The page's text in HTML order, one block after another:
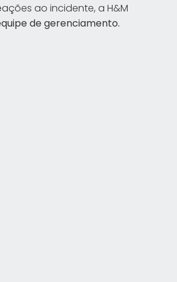
ao incidente, a H&M
de gerenciamento.